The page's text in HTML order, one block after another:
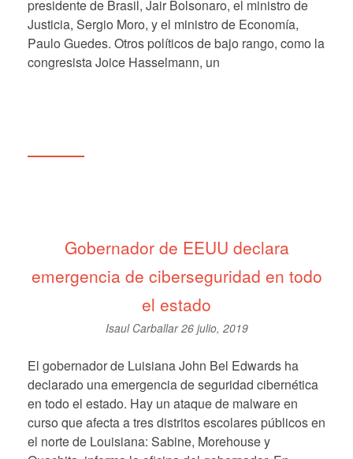
presidente de Brasil, Jair Bolsonaro, el ministro de
Justicia, Sergio Moro, y el ministro de Economía,
Paulo Guedes. Otros políticos de bajo rango, como la
congresista Joice Hasselmann, un
Gobernador de EEUU declara
emergencia de ciberseguridad en todo
el estado
Isaul Carballar26 julio, 2019
El gobernador de Luisiana John Bel Edwards ha
declarado una emergencia de seguridad cibernética
en todo el estado. Hay un ataque de malware en
curso que afecta a tres distritos escolares públicos en
el norte de Louisiana: Sabine, Morehouse y